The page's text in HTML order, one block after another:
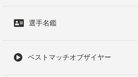
選手名鑑
ベストマッチオブザイヤー